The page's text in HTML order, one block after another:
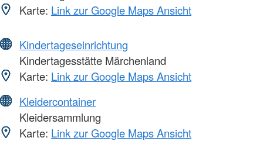
Karte: Link zur Google Maps Ansicht
Kindertageseinrichtung
Kindertagesstätte Märchenland
Karte: Link zur Google Maps Ansicht
Kleidercontainer
Kleidersammlung
Karte: Link zur Google Maps Ansicht